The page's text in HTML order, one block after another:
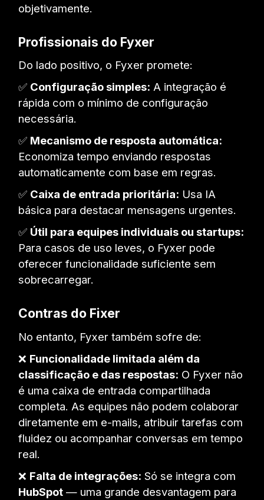
objetivamente.
Profissionais do Fyxer
Do lado positivo, o Fyxer promete:
✅ Configuração simples: A integração é
rápida com o mínimo de configuração
necessária.
✅ Mecanismo de resposta automática:
Economiza tempo enviando respostas
automaticamente com base em regras.
✅ Caixa de entrada prioritária: Usa IA
básica para destacar mensagens urgentes.
✅ Útil para equipes individuais ou startups:
Para casos de uso leves, o Fyxer pode
oferecer funcionalidade suficiente sem
sobrecarregar.
Contras do Fixer
No entanto, Fyxer também sofre de:
❌ Funcionalidade limitada além da
classificação e das respostas: O Fyxer não
é uma caixa de entrada compartilhada
completa. As equipes não podem colaborar
diretamente em e-mails, atribuir tarefas com
fluidez ou acompanhar conversas em tempo
real.
❌ Falta de integrações: Só se integra com
HubSpot — uma grande desvantagem para